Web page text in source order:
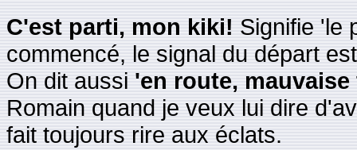
C'est parti, mon kiki! Signifie 'le
commencé, le signal du départ
On dit aussi 'en route,
Romain quand je veux lui dire
fait toujours rire aux éclats.